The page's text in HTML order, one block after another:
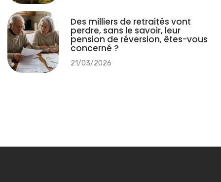
Des milliers de retraités vont
perdre, sans le savoir, leur
pension de réversion, êtes-vous
concerné ?
21/03/2026